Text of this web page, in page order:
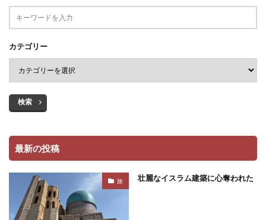
カテゴリー
検索
最新の投稿
旅 壮麗なイスラム建築に心奪われた